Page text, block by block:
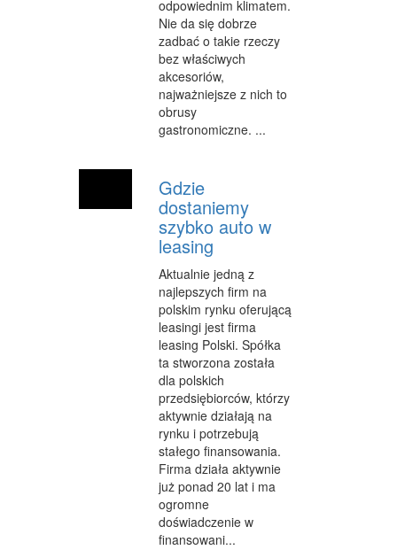
OPROGRAMOWANIE
KONTAKT
odpowiednim klimatem.
Nie da się dobrze
zadbać o takie rzeczy
bez właściwych
akcesoriów,
najważniejsze z nich to
obrusy
gastronomiczne. ...
Gdzie
dostaniemy
szybko auto w
leasing
Aktualnie jedną z
najlepszych firm na
polskim rynku oferującą
leasingi jest firma
leasing Polski. Spółka
ta stworzona została
dla polskich
przedsiębiorców, którzy
aktywnie działają na
rynku i potrzebują
stałego finansowania.
Firma działa aktywnie
już ponad 20 lat i ma
ogromne
doświadczenie w
finansowani...